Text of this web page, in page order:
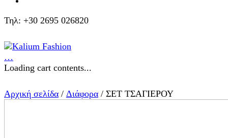
Τηλ: +30 2695 026820
…
Loading cart contents...
Αρχική σελίδα / Διάφορα / ΣΕΤ ΤΣΑΓΙΕΡΟΥ